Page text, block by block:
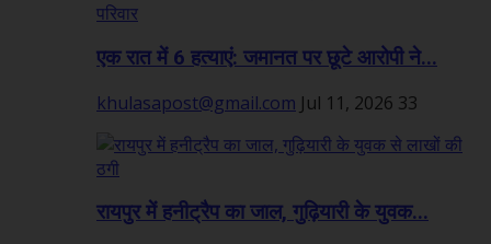
एक रात में 6 हत्याएं: जमानत पर छूटे आरोपी ने...
khulasapost@gmail.com Jul 11, 2026 33
रायपुर में हनीट्रैप का जाल, गुढ़ियारी के युवक...